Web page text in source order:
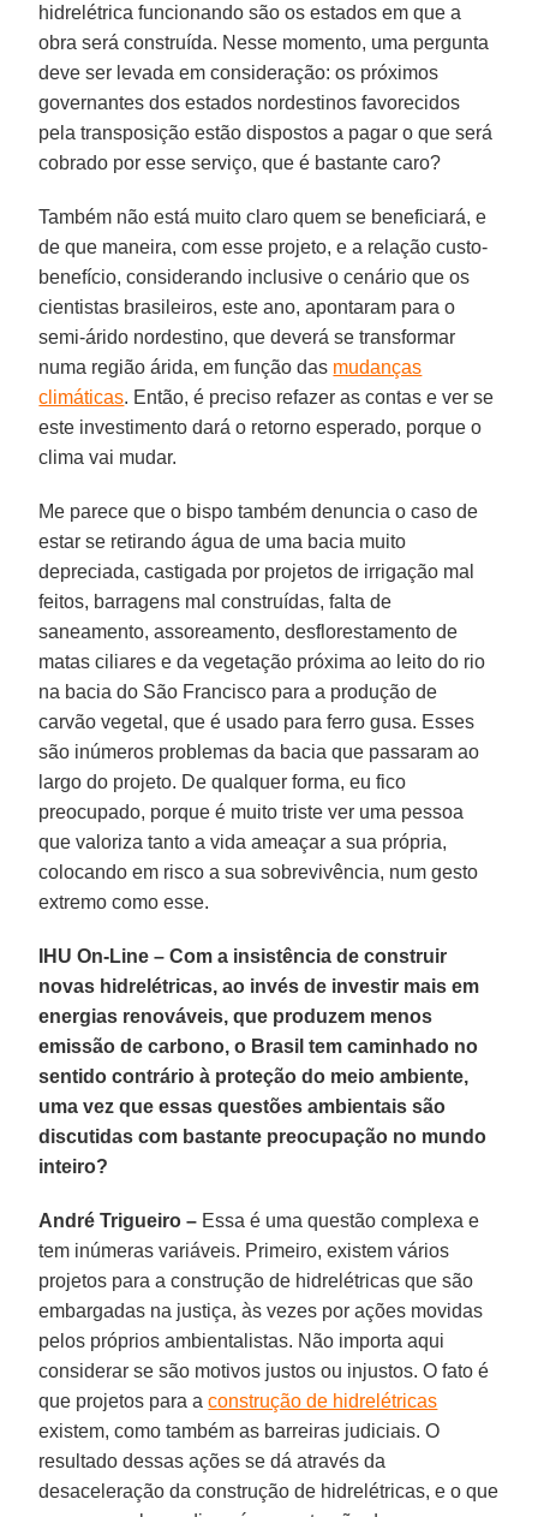
hidrelétrica funcionando são os estados em que a
obra será construída. Nesse momento, uma pergunta
deve ser levada em consideração: os próximos
governantes dos estados nordestinos favorecidos
pela transposição estão dispostos a pagar o que será
cobrado por esse serviço, que é bastante caro?
Também não está muito claro quem se beneficiará, e
de que maneira, com esse projeto, e a relação custo-
benefício, considerando inclusive o cenário que os
cientistas brasileiros, este ano, apontaram para o
semi-árido nordestino, que deverá se transformar
numa região árida, em função das mudanças
climáticas. Então, é preciso refazer as contas e ver se
este investimento dará o retorno esperado, porque o
clima vai mudar.
Me parece que o bispo também denuncia o caso de
estar se retirando água de uma bacia muito
depreciada, castigada por projetos de irrigação mal
feitos, barragens mal construídas, falta de
saneamento, assoreamento, desflorestamento de
matas ciliares e da vegetação próxima ao leito do rio
na bacia do São Francisco para a produção de
carvão vegetal, que é usado para ferro gusa. Esses
são inúmeros problemas da bacia que passaram ao
largo do projeto. De qualquer forma, eu fico
preocupado, porque é muito triste ver uma pessoa
que valoriza tanto a vida ameaçar a sua própria,
colocando em risco a sua sobrevivência, num gesto
extremo como esse.
IHU On-Line – Com a insistência de construir
novas hidrelétricas, ao invés de investir mais em
energias renováveis, que produzem menos
emissão de carbono, o Brasil tem caminhado no
sentido contrário à proteção do meio ambiente,
uma vez que essas questões ambientais são
discutidas com bastante preocupação no mundo
inteiro?
André Trigueiro – Essa é uma questão complexa e
tem inúmeras variáveis. Primeiro, existem vários
projetos para a construção de hidrelétricas que são
embargadas na justiça, às vezes por ações movidas
pelos próprios ambientalistas. Não importa aqui
considerar se são motivos justos ou injustos. O fato é
que projetos para aconstrução de hidrelétricas
existem, como também as barreiras judiciais. O
resultado dessas ações se dá através da
desaceleração da construção de hidrelétricas, e o que